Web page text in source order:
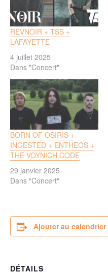
REVNOIR + TSS +
LAFAYETTE
4 juillet 2025
Dans "Concert"
BORN OF OSIRIS +
INGESTED + ENTHEOS +
THE VOYNICH CODE
29 janvier 2025
Dans "Concert"
Ajouter au calendrier
DÉTAILS